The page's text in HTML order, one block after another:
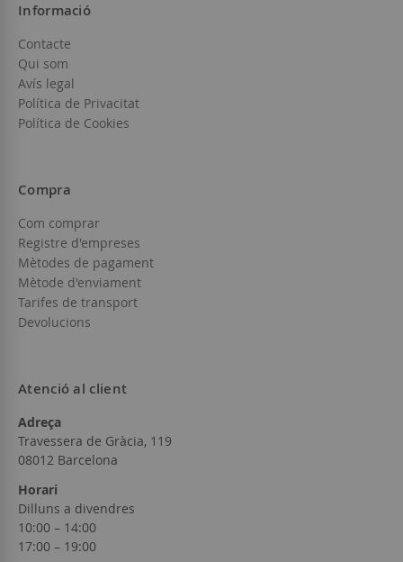
Informació
Contacte
Qui som
Avís legal
Política de Privacitat
Política de Cookies
Compra
Com comprar
Registre d'empreses
Mètodes de pagament
Mètode d'enviament
Tarifes de transport
Devolucions
Atenció al client
Adreça
Travessera de Gràcia, 119
08012 Barcelona
Horari
Dilluns a divendres
10:00 – 14:00
17:00 – 19:00